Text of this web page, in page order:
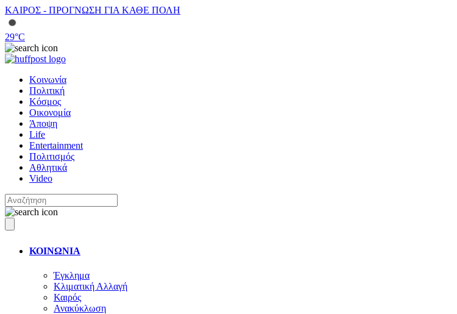
ΚΑΙΡΟΣ - ΠΡΟΓΝΩΣΗ ΓΙΑ ΚΑΘΕ ΠΟΛΗ
29°C
Κοινωνία
Πολιτική
Κόσμος
Οικονομία
Άποψη
Life
Entertainment
Πολιτισμός
Αθλητικά
Video
ΚΟΙΝΩΝΙΑ
Έγκλημα
Κλιματική Αλλαγή
Καιρός
Ανακύκλωση